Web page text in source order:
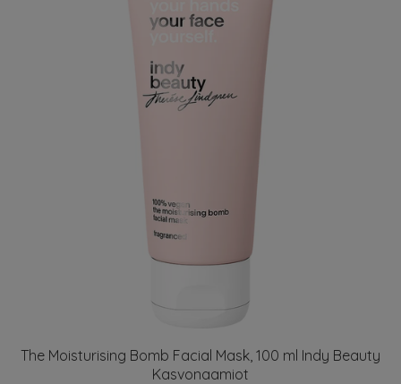
The Moisturising Bomb Facial Mask, 100 ml Indy Beauty
Kasvonaamiot